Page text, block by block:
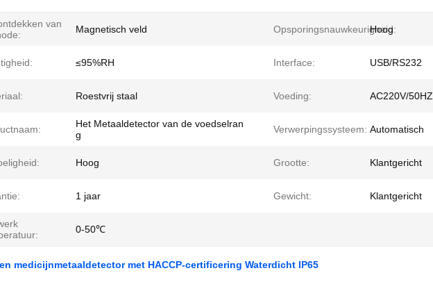
van
Magnetisch veld Opsporingsnauwkeurigheid:
Hoog
≤95%RH Interface: USB/RS232
Roestvrij staal Voeding: AC220V/50HZ
Het Metaaldetector van de voedselran
g
Verwerpingssysteem: Automatisch
Hoog Grootte: Klantgericht
1 jaar Gewicht: Klantgericht
0-50℃
medicijnmetaaldetector met HACCP-certificering Waterdicht IP65